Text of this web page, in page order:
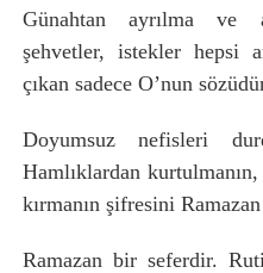
Günahtan ayrılma ve
şehvetler, istekler hepsi
çıkan sadece O’nun
Doyumsuz nefisleri
Hamlıklardan kurtulmanın,
kırmanın şifresini
Ramazan bir seferdir.